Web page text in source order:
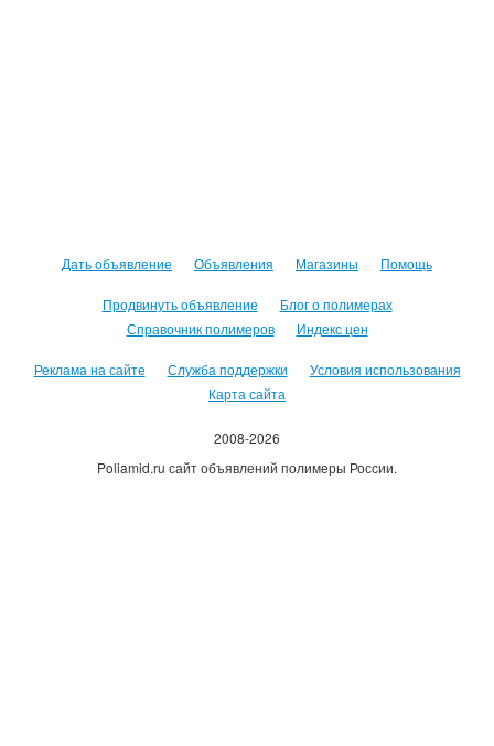
Дать объявление Объявления Магазины Помощь
Продвинуть объявление
Блог о полимерах
Справочник полимеров
Индекс цен
Реклама на сайте Служба поддержки
Условия использования
Карта сайта
2008-2026
Poliamid.ru сайт объявлений полимеры России.